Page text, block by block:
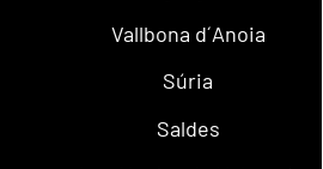
Vallbona d´Anoia
Súria
Saldes